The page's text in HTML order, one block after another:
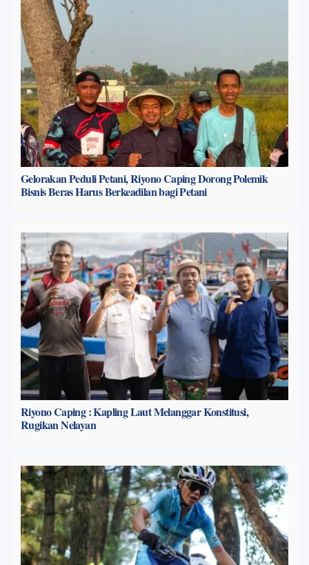
Gelorakan Peduli Petani, Riyono Caping Dorong Polemik
Bisnis Beras Harus Berkeadilan bagi Petani
Riyono Caping : Kapling Laut Melanggar Konstitusi,
Rugikan Nelayan